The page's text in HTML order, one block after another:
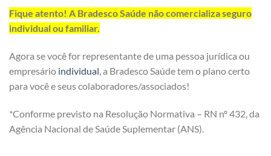
Fique atento! A Bradesco Saúde não comercializa seguro
individual ou familiar.
Agora se você for representante de uma pessoa jurídica ou
empresário individual , a Bradesco Saúde tem o plano certo
para você e seus colaboradores/associados!
*Conforme previsto na Resolução Normativa – RN nº 432, da
Agência Nacional de Saúde Suplementar (ANS).